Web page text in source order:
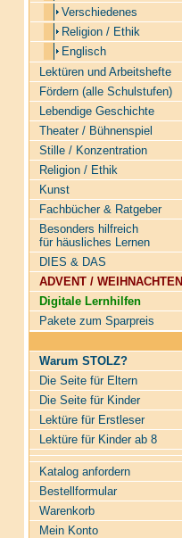
Verschiedenes
Religion / Ethik
Englisch
Lektüren und Arbeitshefte
Fördern (alle Schulstufen)
Lebendige Geschichte
Theater / Bühnenspiel
Stille / Konzentration
Religion / Ethik
Kunst
Fachbücher & Ratgeber
Besonders hilfreich
für häusliches Lernen
DIES & DAS
ADVENT / WEIHNACHTEN
Digitale Lernhilfen
Pakete zum Sparpreis
Warum STOLZ?
Die Seite für Eltern
Die Seite für Kinder
Lektüre für Erstleser
Lektüre für Kinder ab 8
Katalog anfordern
Bestellformular
Warenkorb
Mein Konto